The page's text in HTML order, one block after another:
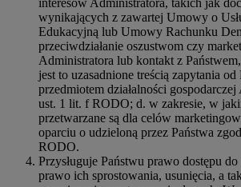
wynikających z zawartej Umowy o
Edukacyjną lub Umowy Rachunku
przeciwdziałanie oszustwom czy
Administratora lub kontakt z
jest to uzasadnione treścią zapytania od
przedmiotem działalności
ust. 1 lit. f RODO; d. w zakresie, w
przetwarzane są dla celów
oparciu o udzieloną przez Państwa
RODO.
Przysługuje Państwu prawo dostępu
prawo ich sprostowania, usunięcia, a